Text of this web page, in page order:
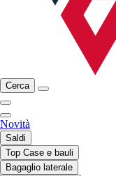
Cerca
Novità
Saldi
Top Case e bauli
Bagaglio laterale